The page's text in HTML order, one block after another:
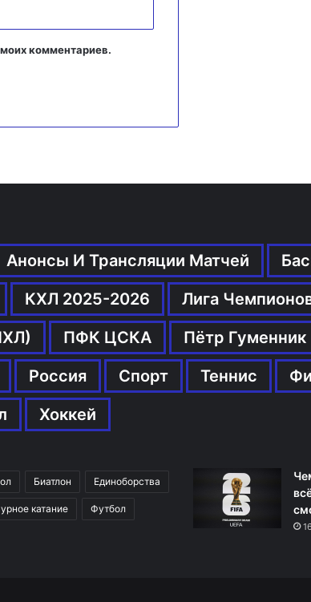
комментариев.
Анонсы И Трансляции Матчей
КХЛ 2025-2026
Лига
ПФК ЦСКА
Пётр Гуменник
Россия Спорт Теннис
Хоккей
Биатлон Единоборства
катание Футбол